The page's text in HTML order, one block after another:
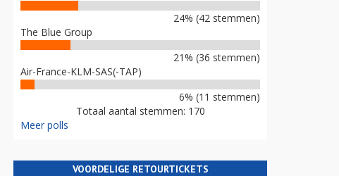
24% (42 stemmen)
The Blue Group
21% (36 stemmen)
Air-France-KLM-SAS(-TAP)
6% (11 stemmen)
Totaal aantal stemmen: 170
Meer polls
VOORDELIGE RETOURTICKETS